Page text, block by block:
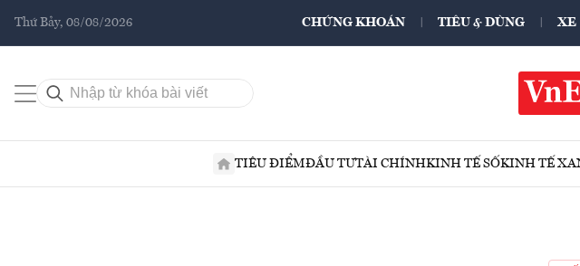
Thứ Bảy, 08/08/2026 CHỨNG KHOÁN TIÊU & DÙNG XE
TIÊU ĐIỂMĐẦU TƯTÀI CHÍNHKINH TẾ SỐKINH TẾ